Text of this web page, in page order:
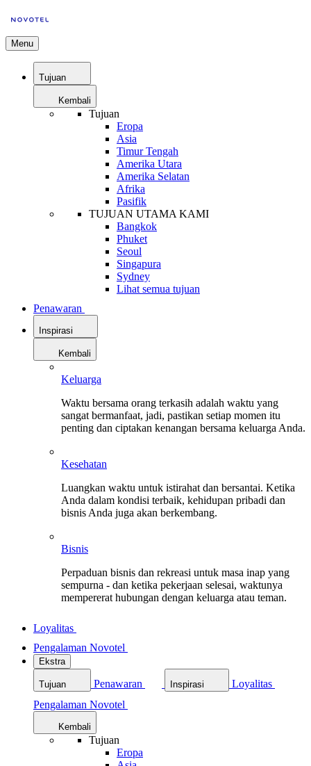
Menu
Tujuan
Kembali
Tujuan
Eropa
Asia
Timur Tengah
Amerika Utara
Amerika Selatan
Afrika
Pasifik
TUJUAN UTAMA KAMI
Bangkok
Phuket
Seoul
Singapura
Sydney
Lihat semua tujuan
Penawaran
Inspirasi
Kembali
Keluarga
Waktu bersama orang terkasih adalah waktu yang
sangat bermanfaat, jadi, pastikan setiap momen itu
penting dan ciptakan kenangan bersama keluarga Anda.
Kesehatan
Luangkan waktu untuk istirahat dan bersantai. Ketika
Anda dalam kondisi terbaik, kehidupan pribadi dan
bisnis Anda juga akan berkembang.
Bisnis
Perpaduan bisnis dan rekreasi untuk masa inap yang
sempurna - dan ketika pekerjaan selesai, waktunya
mempererat hubungan dengan keluarga atau teman.
Loyalitas
Pengalaman Novotel
Ekstra
Tujuan Penawaran Inspirasi
Loyalitas
Pengalaman Novotel
Kembali
Tujuan
Eropa